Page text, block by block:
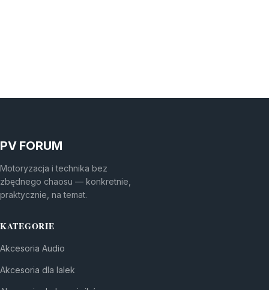
PV FORUM
Motoryzacja i technika bez
zbędnego chaosu — konkretnie,
praktycznie, na temat.
KATEGORIE
Akcesoria Audio
Akcesoria dla lalek